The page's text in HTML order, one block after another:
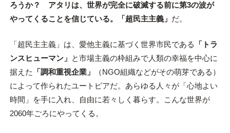
ろうか？ アタリは、世界が完全に破滅する前に第3の波が
やってくることを信じている。「超民主主義」 だ。
「超民主主義」は、愛他主義に基づく世界市民である
「トラ
ンスヒューマン」 と市場主義の枠組みで人類の幸福を中心に
据えた
「調和重視企業」
（NGO組織などがその萌芽である）
によって作られたユートピアだ。あらゆる人々が「心地よい
時間」を手に入れ、自由に若々しく暮らす。こんな世界が
2060年ごろにやってくる。